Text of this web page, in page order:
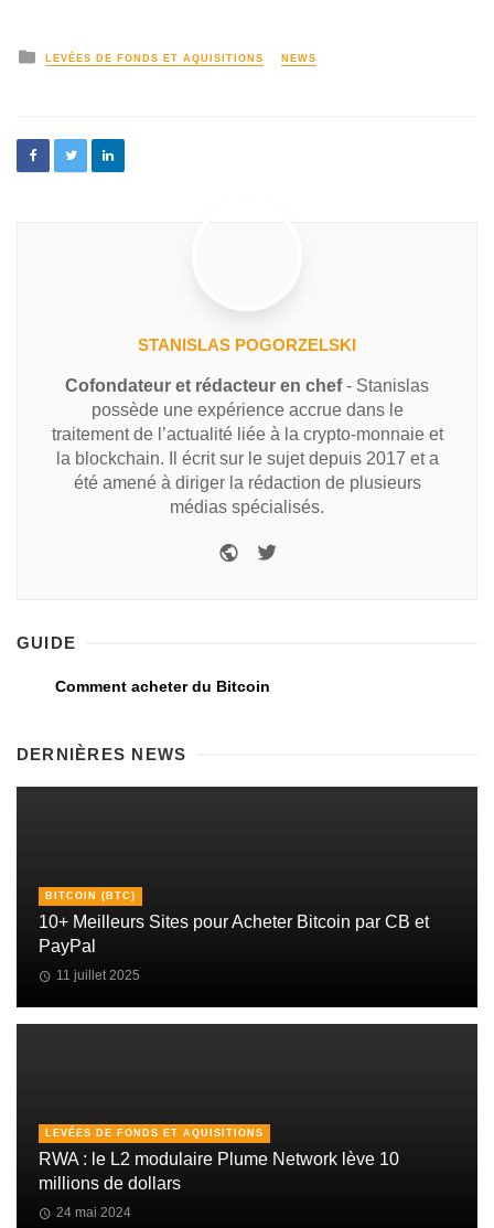
LEVÉES DE FONDS ET AQUISITIONS NEWS
STANISLAS POGORZELSKI
Cofondateur et rédacteur en chef- Stanislas
possède une expérience accrue dans le
traitement de l’actualité liée à la crypto-monnaie et
la blockchain. Il écrit sur le sujet depuis 2017 et a
été amené à diriger la rédaction de plusieurs
médias spécialisés.
GUIDE
Comment acheter du Bitcoin
DERNIÈRES NEWS
BITCOIN (BTC)
10+ Meilleurs Sites pour Acheter Bitcoin par CB et
PayPal
11 juillet 2025
LEVÉES DE FONDS ET AQUISITIONS
RWA : le L2 modulaire Plume Network lève 10
millions de dollars
24 mai 2024